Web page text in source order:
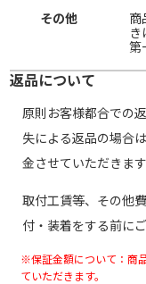
その他
商
第
返品について
原則お客様都合での
失による返品の場合
金させていただきます
取付工賃等、その他
付・装着をする前に
※保証金額について：商
ていただきます。